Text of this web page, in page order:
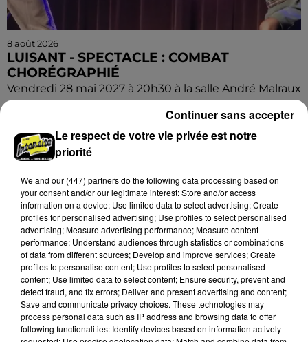
8 août 2026
LUISANT - SPECTACLE : COMBAT
CHORÉGRAPHIÉ
Vendredi 28 mai 2027 à 20h30 à la salle André Malraux
de Luisant : Combat chorégraphié. Spectacle-
conférence. Par la Compagnie Armata.
Le respect de votre vie privée est notre
priorité
We and our (447) partnersdo the following data processing based on
your consent and/or our legitimate interest: Store and/or access
information on a device; Use limited data to select advertising; Create
profiles for personalised advertising; Use profiles to select personalised
advertising; Measure advertising performance; Measure content
performance; Understand audiences through statistics or combinations
of data from different sources; Develop and improve services; Create
profiles to personalise content; Use profiles to select personalised
content; Use limited data to select content; Ensure security, prevent and
detect fraud, and fix errors; Deliver and present advertising and content;
Save and communicate privacy choices. These technologies may
process personal data such as IP address and browsing data to offer
following functionalities: Identify devices based on information actively
Continuer sans accepter